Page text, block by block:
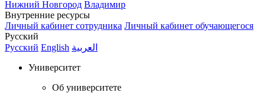
Нижний Новгород Владимир
Внутренние ресурсы
Личный кабинет сотрудника Личный кабинет обучающегося
Русский
Русский English العربية
Университет
Об университете